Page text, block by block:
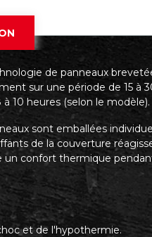
de panneaux
sur une période de 15 à
10 heures (selon le modèle).
sont emballées
de la couverture
confort thermique
et de l'hypothermie.